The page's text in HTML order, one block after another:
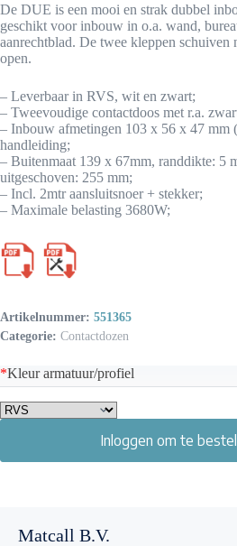
De DUE is een mooi en strak dubbel
geschikt voor inbouw in o.a. wand,
aanrechtblad. De twee kleppen schuiven
open.
– Leverbaar in RVS, wit en zwart;
– Tweevoudige contactdoos met r.a.
– Inbouw afmetingen 103 x 56 x 47 mm
handleiding;
– Buitenmaat 139 x 67mm, randdikte: 5
uitgeschoven: 255 mm;
– Incl. 2mtr aansluitsnoer + stekker;
– Maximale belasting 3680W;
Artikelnummer: 551365
Categorie: Contactdozen
*Kleur armatuur/profiel
Inloggen om te
Matcall B.V.